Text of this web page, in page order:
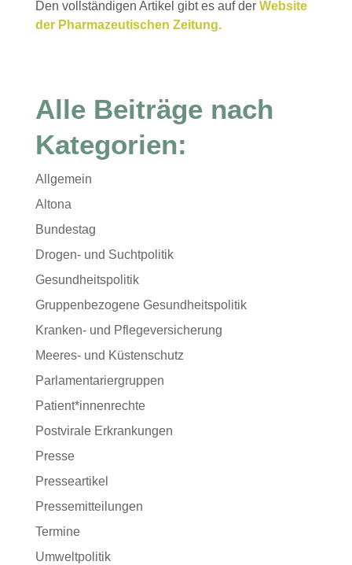
Den vollständigen Artikel gibt es auf der Website
der Pharmazeutischen Zeitung.
Alle Beiträge nach
Kategorien:
Allgemein
Altona
Bundestag
Drogen- und Suchtpolitik
Gesundheitspolitik
Gruppenbezogene Gesundheitspolitik
Kranken- und Pflegeversicherung
Meeres- und Küstenschutz
Parlamentariergruppen
Patient*innenrechte
Postvirale Erkrankungen
Presse
Presseartikel
Pressemitteilungen
Termine
Umweltpolitik